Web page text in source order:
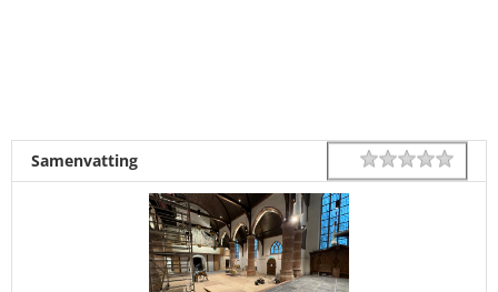
Samenvatting Rating 1 star
2
3
4
5